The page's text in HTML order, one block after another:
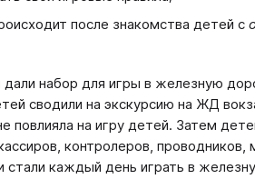
после знакомства детей с
набор для игры в железную
сводили на экскурсию на ЖД
повлияла на игру детей. Затем
контролеров, проводников,
каждый день играть в